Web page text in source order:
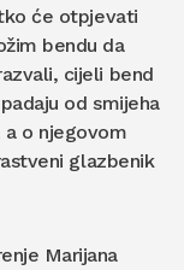
će otpjevati
bendu da
cijeli bend
od smijeha
a o njegovom
glazbenik
Marijana